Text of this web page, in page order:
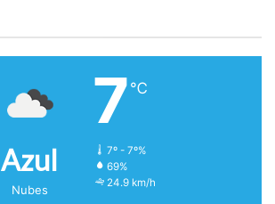
Azul
Nubes
7 ℃
7º - 7º%
69%
24.9 km/h